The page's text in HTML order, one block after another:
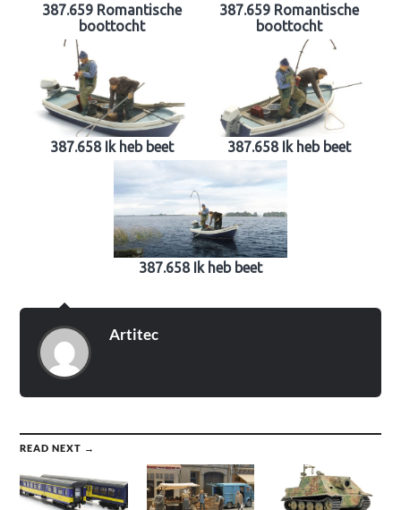
387.659 Romantische
boottocht
387.659 Romantische
boottocht
387.658 Ik heb beet 387.658 Ik heb beet
387.658 Ik heb beet
Artitec
READ NEXT →